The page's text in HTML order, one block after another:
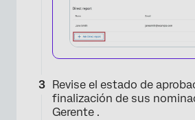
Revise el estado de
finalización de sus
Gerente .